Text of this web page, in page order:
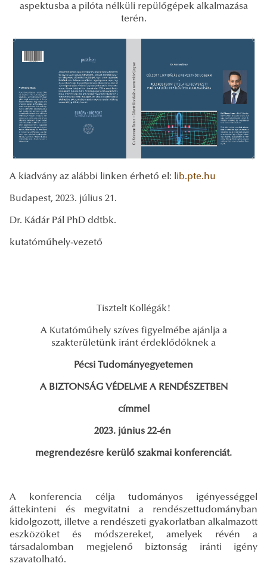
aspektusba a pilóta nélküli repülőgépek alkalmazása
terén.
A kiadvány az alábbi linken érhető el: lib.pte.hu
Budapest, 2023. július 21.
Dr. Kádár Pál PhD ddtbk.
kutatóműhely-vezető
Tisztelt Kollégák!
A Kutatóműhely szíves figyelmébe ajánlja a
szakterületünk iránt érdeklődőknek a
Pécsi Tudományegyetemen
A BIZTONSÁG VÉDELME A RENDÉSZETBEN
címmel
2023. június 22-én
megrendezésre kerülő szakmai konferenciát.
A konferencia célja tudományos igényességgel
áttekinteni és megvitatni a rendészettudományban
kidolgozott, illetve a rendészeti gyakorlatban alkalmazott
eszközöket és módszereket, amelyek révén a
társadalomban megjelenő biztonság iránti igény
szavatolható.